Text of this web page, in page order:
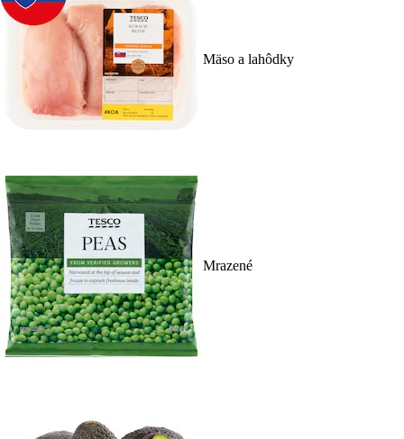
Mäso a lahôdky
Mrazené